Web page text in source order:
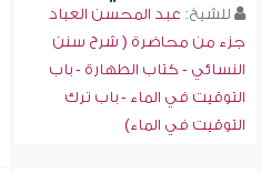
للشيخ: عبد المحسن العباد
جزء من محاضرة ( شرح سنن
النسائي - كتاب الطهارة - باب
التوقيت في الماء - باب ترك
التوقيت في الماء)